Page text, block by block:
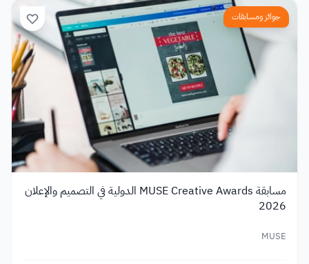
جوائز ومسابقات
مسابقة MUSE Creative Awards الدولية في التصميم والإعلان
2026
MUSE